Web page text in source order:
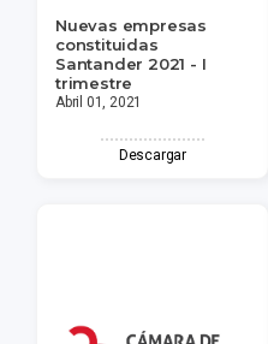
Nuevas empresas
constituidas
Santander 2021 - I
trimestre
Abril 01, 2021
Descargar